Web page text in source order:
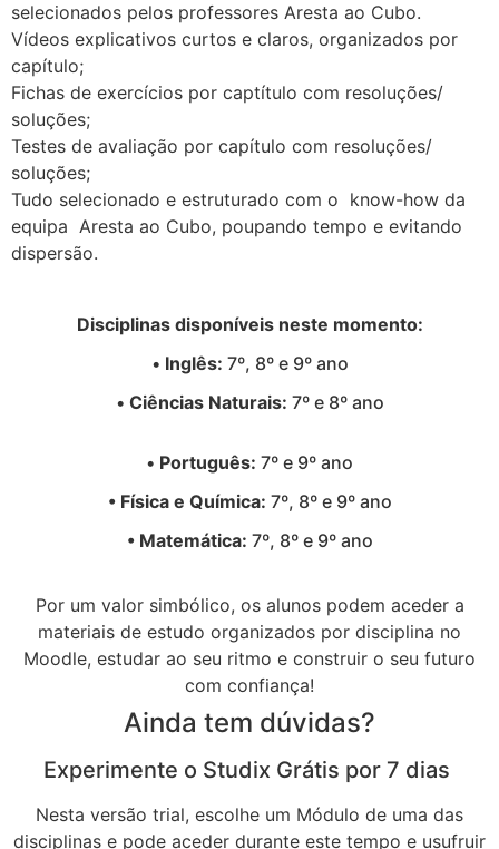
selecionados pelos professores Aresta ao Cubo.
Vídeos explicativos curtos e claros, organizados por
capítulo;
Fichas de exercícios por captítulo com resoluções/
soluções;
Testes de avaliação por capítulo com resoluções/
soluções;
Tudo selecionado e estruturado com o know-how da
equipa Aresta ao Cubo, poupando tempo e evitando
dispersão.
Disciplinas disponíveis neste momento:
• Inglês: 7º, 8º e 9º ano
• Ciências Naturais: 7º e 8º ano
• Português: 7º e 9º ano
• Física e Química: 7º, 8º e 9º ano
• Matemática: 7º, 8º e 9º ano
Por um valor simbólico, os alunos podem aceder a
materiais de estudo organizados por disciplina no
Moodle, estudar ao seu ritmo e construir o seu futuro
com confiança!
Ainda tem dúvidas?
Experimente o Studix Grátis por 7 dias
Nesta versão trial, escolhe um Módulo de uma das
disciplinas e pode aceder durante este tempo e usufruir